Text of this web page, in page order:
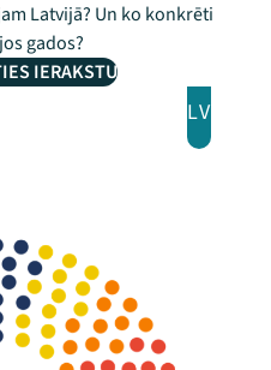
Latvijā? Un ko konkrēti
gados?
IERAKSTU
LV